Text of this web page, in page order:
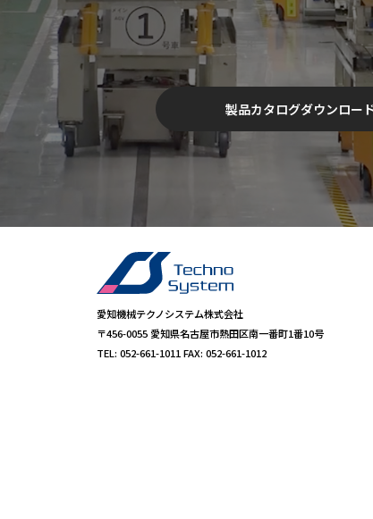
製品カタログダウンロー
愛知機械テクノシステム株式会社
〒456-0055 愛知県名古屋市熱田区南一番町1番10号
TEL: 052-661-1011 FAX: 052-661-1012